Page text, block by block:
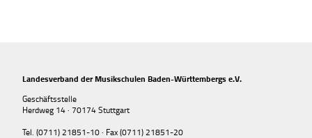
Landesverband der Musikschulen Baden-Württembergs e.V.
Geschäftsstelle
Herdweg 14 · 70174 Stuttgart
Tel. (0711) 21851-10 · Fax (0711) 21851-20